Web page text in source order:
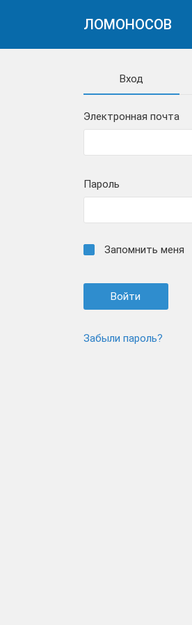
ЛОМОНОСОВ
Вход
Электронная почта
Пароль
Запомнить меня
Забыли пароль?